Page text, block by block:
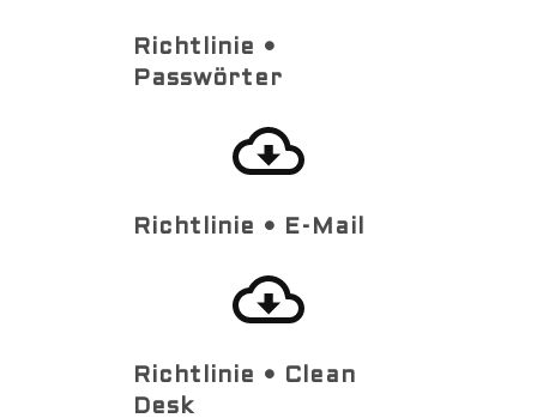
Richtlinie •
Passwörter
Richtlinie • E-Mail
Richtlinie • Clean
Desk